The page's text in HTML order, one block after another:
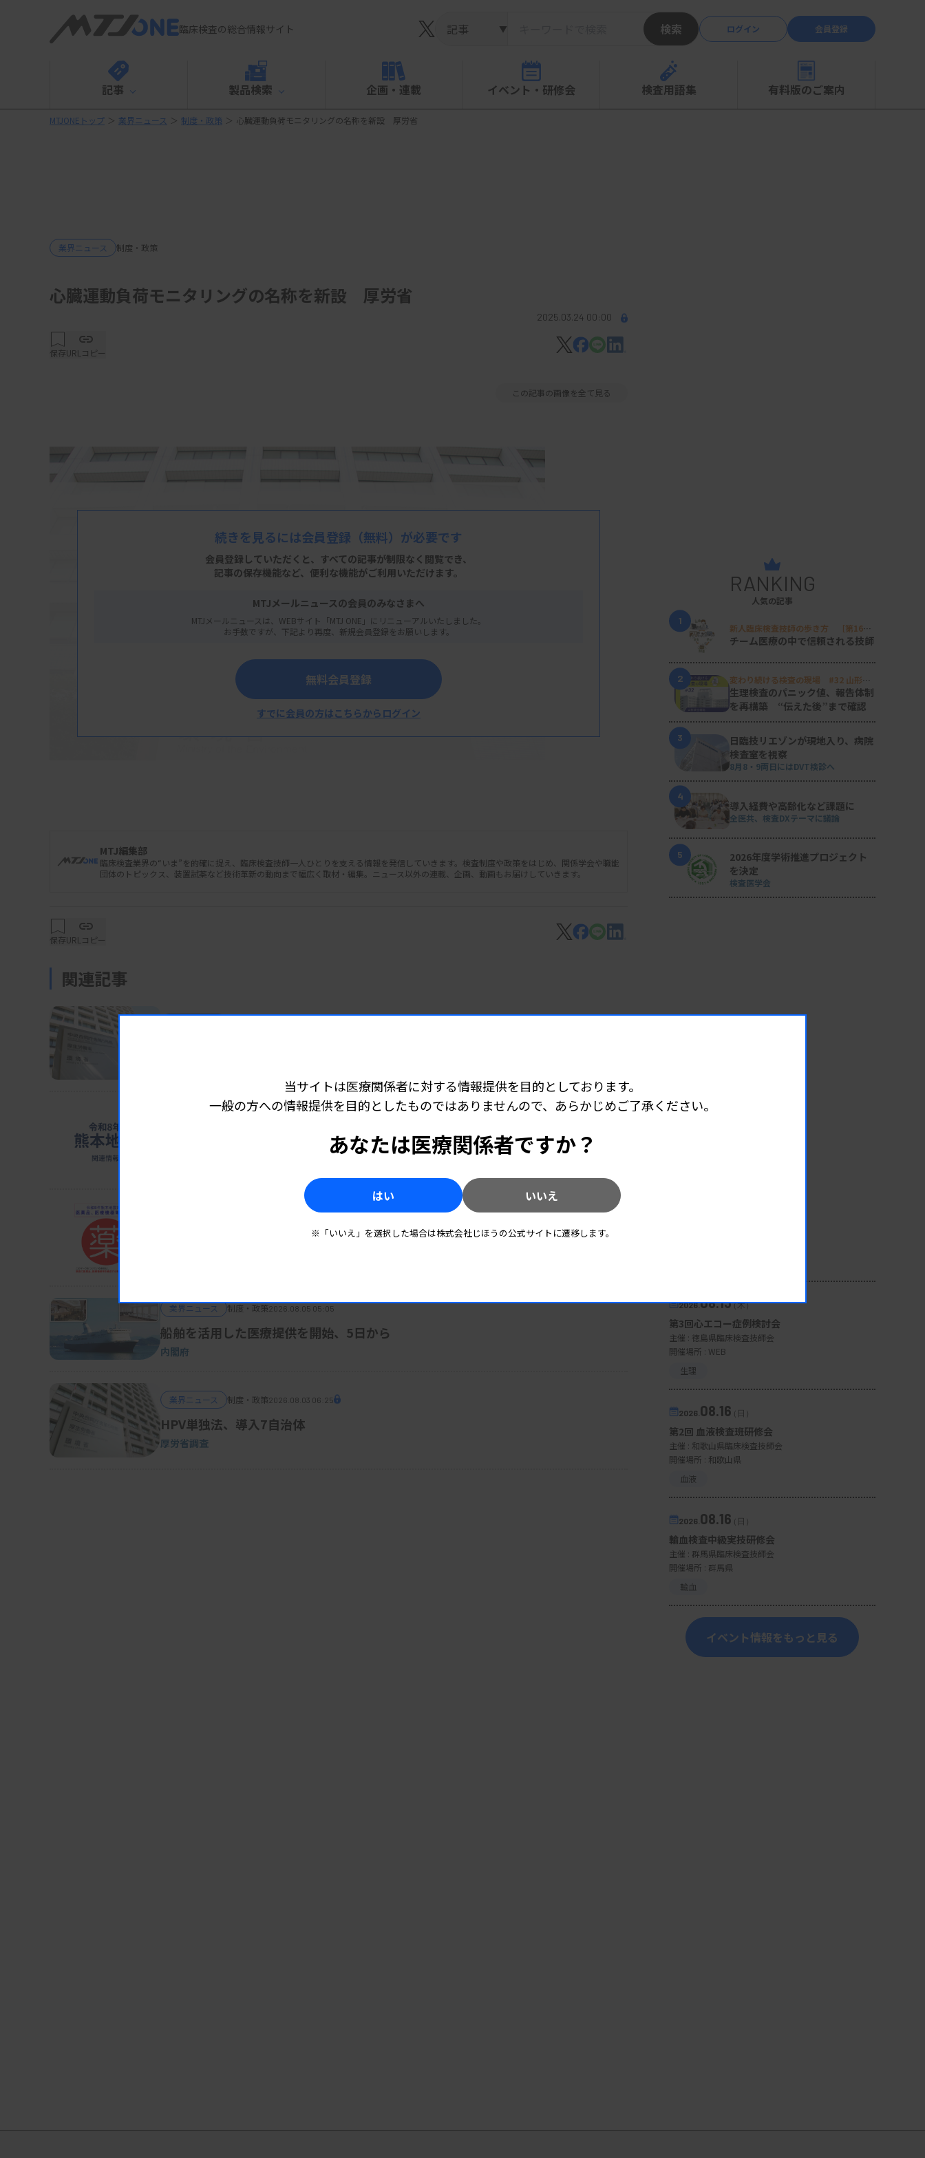
臨床検査の総合情報サイト ▼ 検索 ログイン 会員登録
記事 製品検索 企画・連載 イベント・研修会 検査用語集 有料版のご案内
MTJONEトップ ＞ 業界ニュース ＞ 制度・政策 ＞ 心臓運動負荷モニタリングの名称を新設 厚労省
業界ニュース 制度・政策
心臓運動負荷モニタリングの名称を新設 厚労省
2025.03.24 00:00
保存URLコピー
この記事の画像を全て見る
厚生労働省のプログラム医療機器調査会は3月7日開かれ、一般的名称の「解析機能付
き心臓運動負荷モニタリングシステム用プログラム」の新設を決めた。
定義は、「心臓運動負荷モニタリングシステムを構成するプログラムであり、得られた
に限る。当該プログラムを記録した記録媒体を含むものもある」。
クラス分類は高度管理医療機器（クラス3）。特定保守管理医療機器は非該当。
続きを見るには会員登録 （無料）が必要です
会員登録していただくと、すべての記事が制限なく閲覧でき、
記事の保存機能など、便利な機能がご利用いただけます。
MTJメールニュースの会員のみなさまへ
MTJメールニュースは、WEBサイト「MTJ ONE」にリニューアルいたしました。
お手数ですが、下記より再度、新規会員登録をお願いします。
無料会員登録
すでに会員の方はこちらからログイン
MTJ編集部
臨床検査業界の“いま”を的確に捉え、臨床検査技師一人ひとりを支える情報を発信していきます。検査制度や政策をはじめ、関係学会や職能
団体のトピックス、装置試薬など技術革新の動向まで幅広く取材・編集。ニュース以外の連載、企画、動画もお届けしていきます。
保存URLコピー
関連記事
ホテル114カ所確保 避難所140カ所開設
被災地の医薬品・医療機器流通で優先給油
業界ニュース 制度・政策2026.08.05 05:05
船舶を活用した医療提供を開始、5日から
内閣府
業界ニュース 制度・政策2026.08.03 06:25
HPV単独法、導入7自治体
厚労省調査
RANKING
人気の記事
1
新人臨床検査技師の歩き方 ［第16
回］
チーム医療の中で信頼される技師
2
変わり続ける検査の現場 #32 山形済
生病院
生理検査のパニック値、報告体制
を再構築 “伝えた後”まで確認
3
日臨技リエゾンが現地入り、病院
検査室を視察
8月8・9両日にはDVT検診へ
4
導入経費や高齢化など課題に
全医共、検査DXテーマに議論
5
2026年度学術推進プロジェクト
を決定
検査医学会
2026.08.13（木）
第3回心エコー症例検討会
主催 : 徳島県臨床検査技師会
開催場所 : WEB
生理
2026. 08.16（日）
第2回 血液検査班研修会
主催 : 和歌山県臨床検査技師会
開催場所 : 和歌山県
血液
2026. 08.16（日）
輸血検査中級実技研修会
主催 : 群馬県臨床検査技師会
開催場所 : 群馬県
輸血
イベント情報をもっと見る
当サイトは医療関係者に対する情報提供を目的としております。
一般の方への情報提供を目的としたものではありませんので、あらかじめご了承ください。
あなたは医療関係者ですか？
はい いいえ
※「いいえ」を選択した場合は株式会社じほうの公式サイトに遷移します。